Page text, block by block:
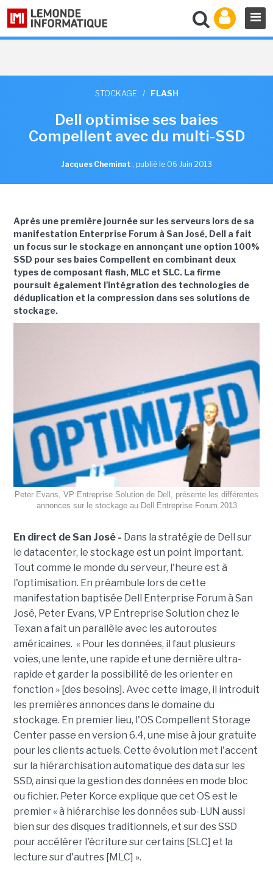
STOCKAGE / FLASH
Dell optimise ses baies
Compellent avec du multi-SSD
Jacques Cheminat , publié le 06 Juin 2013
Après une première journée sur les serveurs lors de sa
manifestation Enterprise Forum à San José, Dell a fait
un focus sur le stockage en annonçant une option 100%
SSD pour ses baies Compellent en combinant deux
types de composant flash, MLC et SLC. La firme
poursuit également l'intégration des technologies de
déduplication et la compression dans ses solutions de
stockage.
Peter Evans, VP Entreprise Solution de Dell, présente les différentes
annonces sur le stockage au Dell Entreprise Forum 2013
En direct de San José - Dans la stratégie de Dell sur
le datacenter, le stockage est un point important.
Tout comme le monde du serveur, l'heure est à
l'optimisation. En préambule lors de cette
manifestation baptisée Dell Enterprise Forum à San
José, Peter Evans, VP Entreprise Solution chez le
Texan a fait un parallèle avec les autoroutes
américaines. « Pour les données, il faut plusieurs
voies, une lente, une rapide et une dernière ultra-
rapide et garder la possibilité de les orienter en
fonction » [des besoins]. Avec cette image, il introduit
les premières annonces dans le domaine du
stockage. En premier lieu, l'OS Compellent Storage
Center passe en version 6.4, une mise à jour gratuite
pour les clients actuels. Cette évolution met l'accent
sur la hiérarchisation automatique des data sur les
SSD, ainsi que la gestion des données en mode bloc
ou fichier. Peter Korce explique que cet OS est le
premier « à hiérarchise les données sub-LUN aussi
bien sur des disques traditionnels, et sur des SSD
pour accélérer l'écriture sur certains [SLC] et la
lecture sur d'autres [MLC] ».